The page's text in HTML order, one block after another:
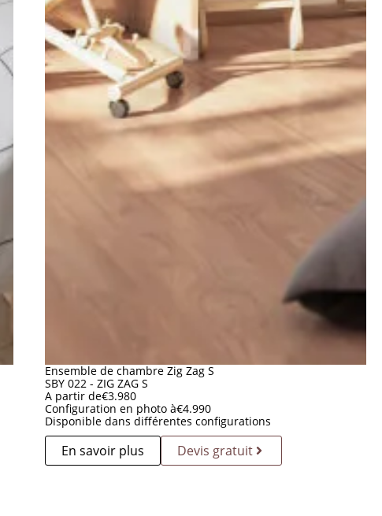
Ensemble de chambre Zig Zag S
SBY 022 - ZIG ZAG S
A partir de€3.980
Configuration en photo à€4.990
Disponible dans différentes configurations
En savoir plus Devis gratuit